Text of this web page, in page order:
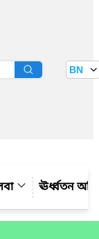
BN
ঊর্ধ্বতন